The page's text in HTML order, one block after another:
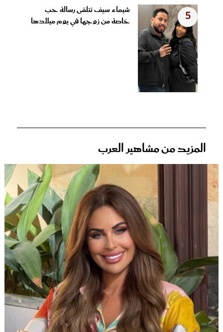
5
شيماء سيف تتلقى رسالة حب
خاصة من زوجها في يوم ميلادها
المزيد من مشاهير العرب